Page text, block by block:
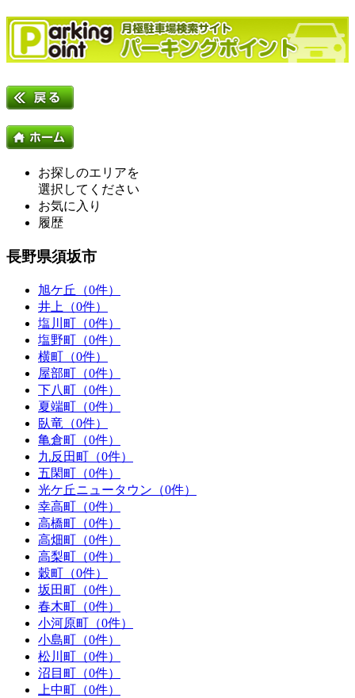
お探しのエリアを
選択してください
お気に入り
履歴
長野県須坂市
旭ケ丘（0件）
井上（0件）
塩川町（0件）
塩野町（0件）
横町（0件）
屋部町（0件）
下八町（0件）
夏端町（0件）
臥竜（0件）
亀倉町（0件）
九反田町（0件）
五閑町（0件）
光ケ丘ニュータウン（0件）
幸高町（0件）
高橋町（0件）
高畑町（0件）
高梨町（0件）
穀町（0件）
坂田町（0件）
春木町（0件）
小河原町（0件）
小島町（0件）
松川町（0件）
沼目町（0件）
上中町（0件）